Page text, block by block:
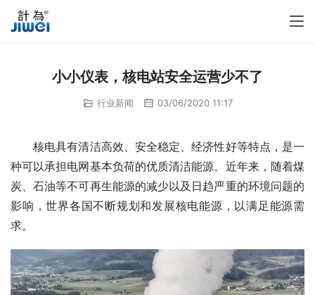
小小仪表，核电站安全运营少不了
行业新闻 03/06/2020 11:17
核电具有清洁高效、安全稳定、经济性好等特点，是一
种可以承担电网基本负荷的优质清洁能源。近年来，随着煤
炭、石油等不可再生能源的减少以及日趋严重的环境问题的
影响，世界各国不断规划和发展核电能源，以满足能源需
求。